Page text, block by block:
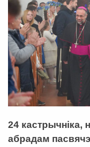
24
абрадам